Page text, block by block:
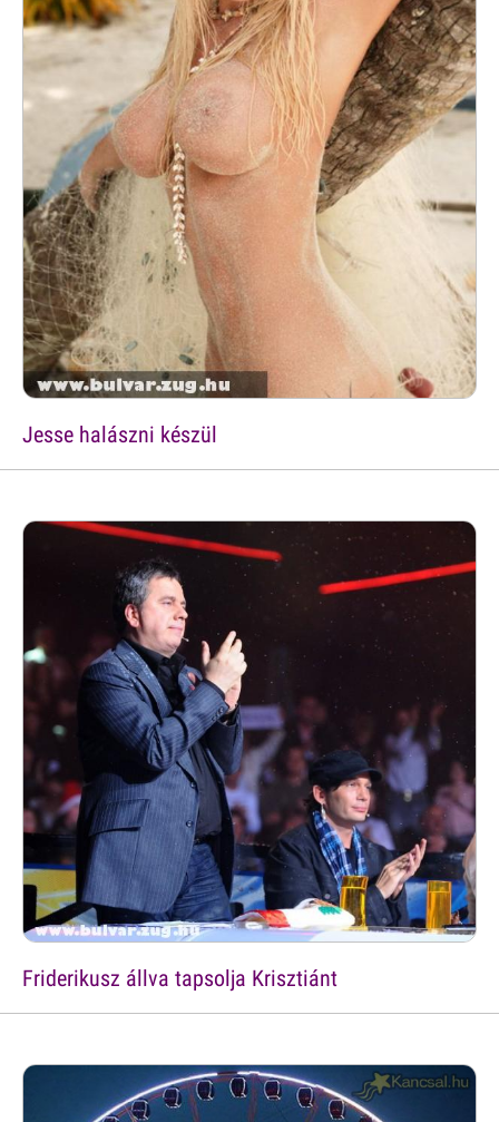
Jesse halászni készül
Friderikusz állva tapsolja Krisztiánt